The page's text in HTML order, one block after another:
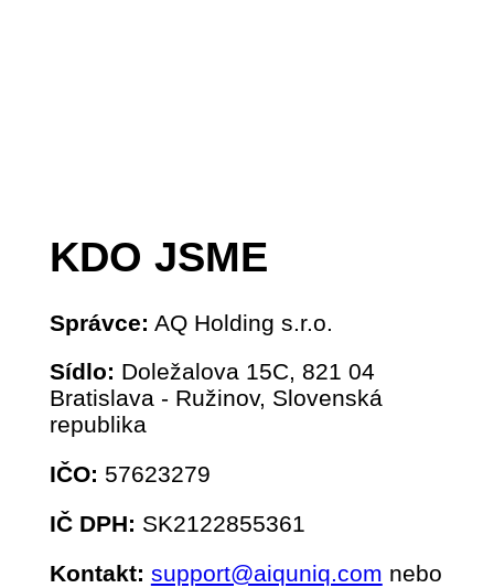
KDO JSME
Správce: AQ Holding s.r.o.
Sídlo: Doležalova 15C, 821 04
Bratislava - Ružinov, Slovenská
republika
IČO: 57623279
IČ DPH: SK2122855361
Kontakt: support@aiquniq.com nebo